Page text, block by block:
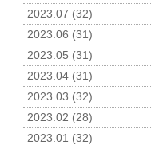
2023.07 (32)
2023.06 (31)
2023.05 (31)
2023.04 (31)
2023.03 (32)
2023.02 (28)
2023.01 (32)